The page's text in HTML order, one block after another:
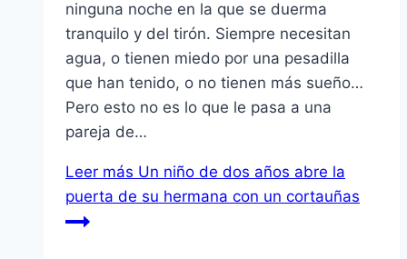
ninguna noche en la que se duerma
tranquilo y del tirón. Siempre necesitan
agua, o tienen miedo por una pesadilla
que han tenido, o no tienen más sueño…
Pero esto no es lo que le pasa a una
pareja de…
Leer más Un niño de dos años abre la
puerta de su hermana con un cortauñas